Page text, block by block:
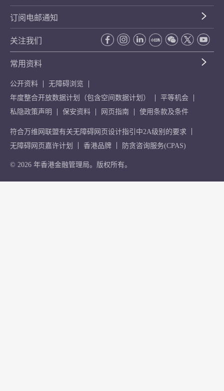
订阅电邮通知
关注我们
常用资料
公开资料
无障碍浏览
年度整合开放数据计划（包含空间数据计划）
平等机会
私隐政策声明
保安资料 网页指南 使用条款及条件
符合万维网联盟有关无障碍网页设计指引中2A级别的要求
无障碍网页嘉许计划
香港品牌 防贪咨询服务(CPAS)
© 2026 年香港金融管理局。版权所有。